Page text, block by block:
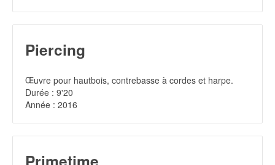
Piercing
Œuvre pour hautbois, contrebasse à cordes et harpe.
Durée : 9'20
Année : 2016